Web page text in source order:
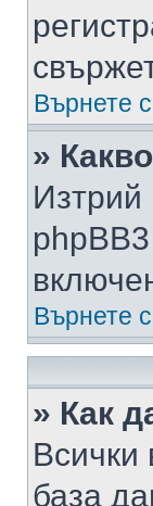
Върнете
»
Изтрий
Върнете
» Как
Всички
база